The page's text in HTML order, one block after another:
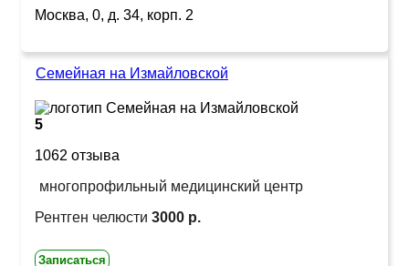
Москва, 0, д. 34, корп. 2
Семейная на Измайловской
5
1062 отзыва
многопрофильный медицинский центр
Рентген челюсти 3000 р.
Записаться